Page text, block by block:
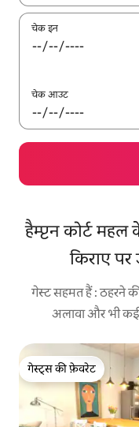
चेक इन
चेक आउट
हैम्प्टन कोर्ट
किराए
गेस्ट सहमत हैं : ठहरने
अलावा और भी कई
गेस्ट्स की फ़ेवरेट
गेस्ट्स की फ़ेवरेट